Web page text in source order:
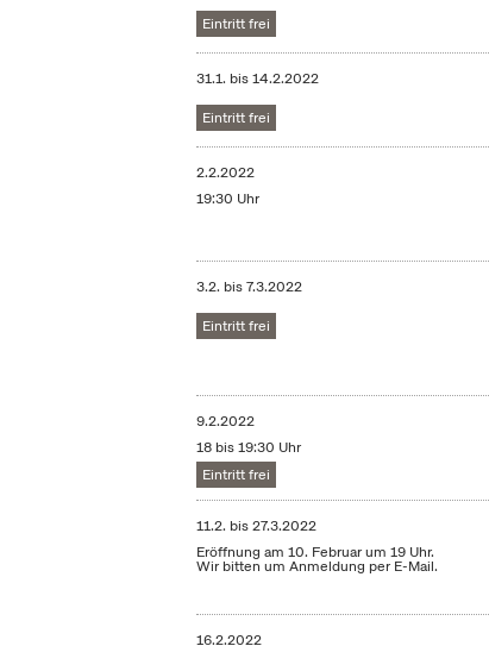
Eintritt frei
31.1. bis14.2.2022
Eintritt frei
2.2.2022
19:30 Uhr
3.2. bis7.3.2022
Eintritt frei
9.2.2022
18 bis 19:30 Uhr
Eintritt frei
11.2. bis27.3.2022
Eröffnung am 10. Februar um 19 Uhr.
Wir bitten um Anmeldung per E-Mail.
16.2.2022